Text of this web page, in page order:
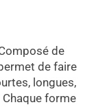
de
de faire
longues,
forme